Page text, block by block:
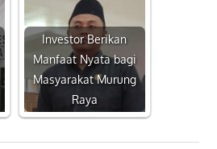
Investor Berikan
Manfaat Nyata bagi
Masyarakat Murung
Raya